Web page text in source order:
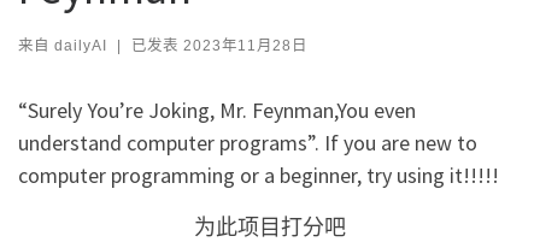
来自 dailyAI | 已发表 2023年11月28日
“Surely You’re Joking, Mr. Feynman,You even
understand computer programs”. If you are new to
computer programming or a beginner, try using it!!!!!
为此项目打分吧